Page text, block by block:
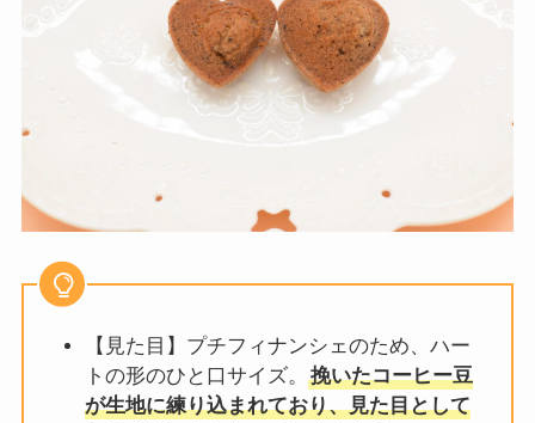
【見た目】プチフィナンシェのため、ハー
トの形のひと口サイズ。
挽いたコーヒー豆
が生地に練り込まれており、見た目として